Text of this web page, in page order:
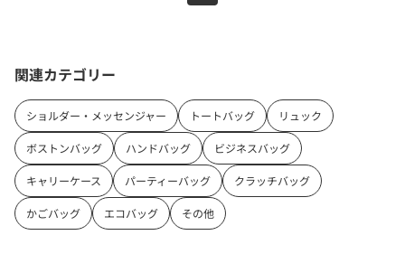
関連カテゴリー
ショルダー・メッセンジャー トートバッグ リュック
ボストンバッグ ハンドバッグ ビジネスバッグ
キャリーケース パーティーバッグ クラッチバッグ
かごバッグ エコバッグ その他